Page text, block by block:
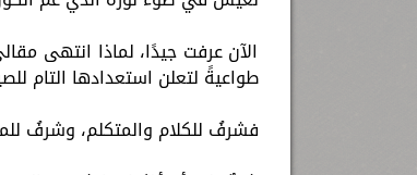
الآن عرفت جيدًا، لماذا انتهى
طواعيةً لتعلن استعدادها التام
فشرفُ للكلام والمتكلم، وشرفُ